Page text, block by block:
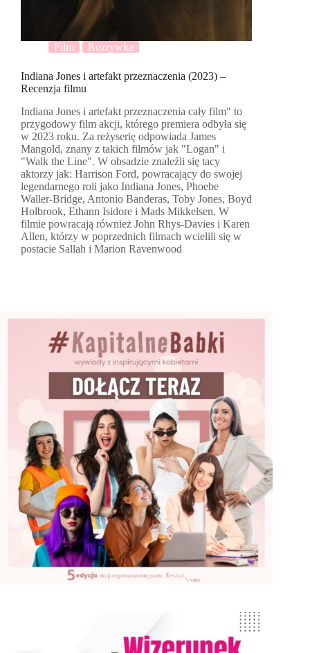
Film Rozrywka
Indiana Jones i artefakt przeznaczenia (2023) –
Recenzja filmu
Indiana Jones i artefakt przeznaczenia cały film" to
przygodowy film akcji, którego premiera odbyła się
w 2023 roku. Za reżyserię odpowiada James
Mangold, znany z takich filmów jak "Logan" i
"Walk the Line". W obsadzie znaleźli się tacy
aktorzy jak: Harrison Ford, powracający do swojej
legendarnego roli jako Indiana Jones, Phoebe
Waller-Bridge, Antonio Banderas, Toby Jones, Boyd
Holbrook, Ethann Isidore i Mads Mikkelsen. W
filmie powracają również John Rhys-Davies i Karen
Allen, którzy w poprzednich filmach wcielili się w
postacie Sallah i Marion Ravenwood